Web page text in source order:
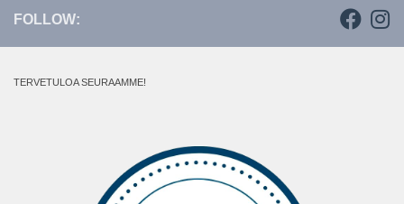
FOLLOW:
TERVETULOA SEURAAMME!